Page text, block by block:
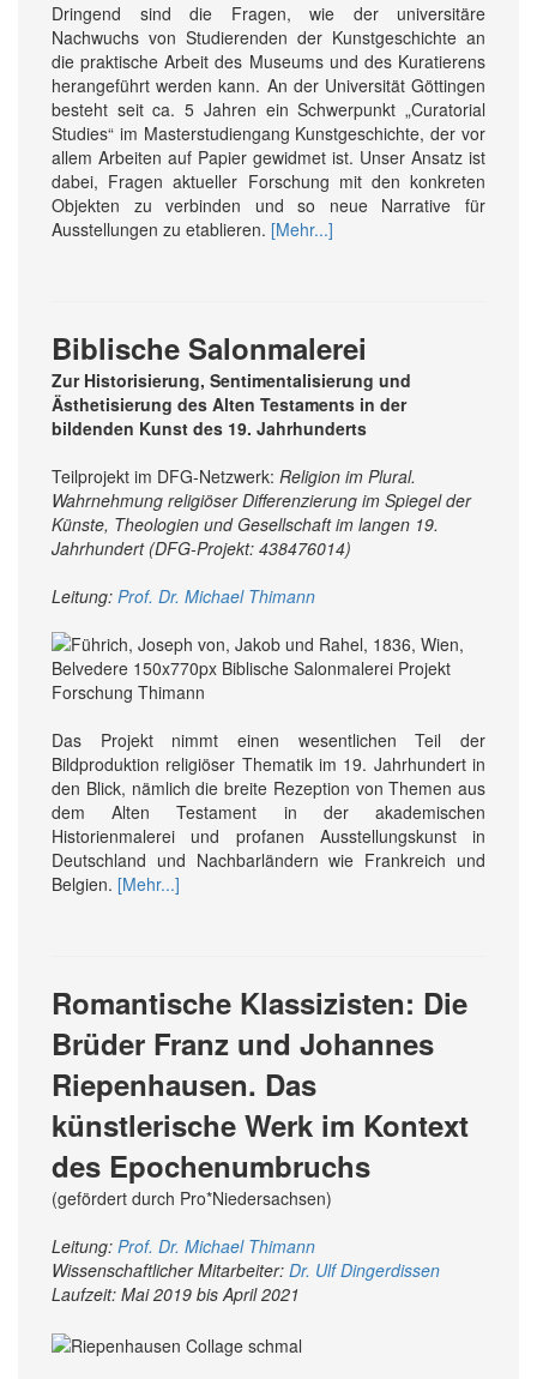
Dringend sind die Fragen, wie der universitäre
Nachwuchs von Studierenden der Kunstgeschichte an
die praktische Arbeit des Museums und des Kuratierens
herangeführt werden kann. An der Universität Göttingen
besteht seit ca. 5 Jahren ein Schwerpunkt „Curatorial
Studies“ im Masterstudiengang Kunstgeschichte, der vor
allem Arbeiten auf Papier gewidmet ist. Unser Ansatz ist
dabei, Fragen aktueller Forschung mit den konkreten
Objekten zu verbinden und so neue Narrative für
Ausstellungen zu etablieren. [Mehr...]
Biblische Salonmalerei
Zur Historisierung, Sentimentalisierung und
Ästhetisierung des Alten Testaments in der
bildenden Kunst des 19. Jahrhunderts
Teilprojekt im DFG-Netzwerk: Religion im Plural.
Wahrnehmung religiöser Differenzierung im Spiegel der
Künste, Theologien und Gesellschaft im langen 19.
Jahrhundert (DFG-Projekt: 438476014)
Leitung: Prof. Dr. Michael Thimann
Das Projekt nimmt einen wesentlichen Teil der
Bildproduktion religiöser Thematik im 19. Jahrhundert in
den Blick, nämlich die breite Rezeption von Themen aus
dem Alten Testament in der akademischen
Historienmalerei und profanen Ausstellungskunst in
Deutschland und Nachbarländern wie Frankreich und
Belgien. [Mehr...]
Romantische Klassizisten: Die
Brüder Franz und Johannes
Riepenhausen. Das
künstlerische Werk im Kontext
des Epochenumbruchs
(gefördert durch Pro*Niedersachsen)
Leitung: Prof. Dr. Michael Thimann
Wissenschaftlicher Mitarbeiter: Dr. Ulf Dingerdissen
Laufzeit: Mai 2019 bis April 2021